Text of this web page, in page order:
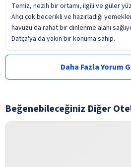
Temiz, nezih bir ortamı, ilgili ve güler
Ahçı çok becerikli ve hazırladığı
havuzu da rahat bir dinlenme alanı
Datça'ya da yakın bir konuma sahip.
Daha Fazla Yorum
Beğenebileceğiniz Diğer